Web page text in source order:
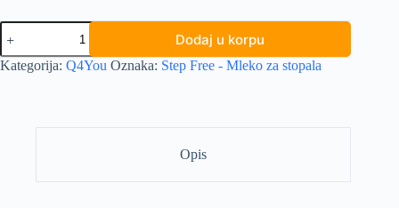
Step
Free
-
Mleko
Dodaj u korpu
Kategorija: Q4You Oznaka: Step Free - Mleko za stopala
Opis